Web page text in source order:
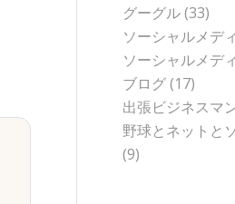
グーグル(33)
ソーシャルメデ
ソーシャルメデ
ブログ(17)
出張ビジネスマ
野球とネットと
(9)